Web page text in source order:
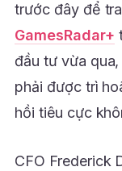
trước đây để
GamesRadar+
đầu tư vừa
phải được trì
hồi tiêu cực
CFO Frederick